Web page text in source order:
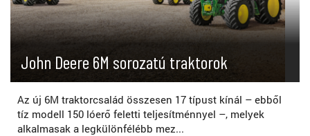
John Deere 6M sorozatú traktorok
Az új 6M traktorcsalád összesen 17 típust kínál – ebből
tíz modell 150 lóerő feletti teljesítménnyel –, melyek
alkalmasak a legkülönfélébb mez...